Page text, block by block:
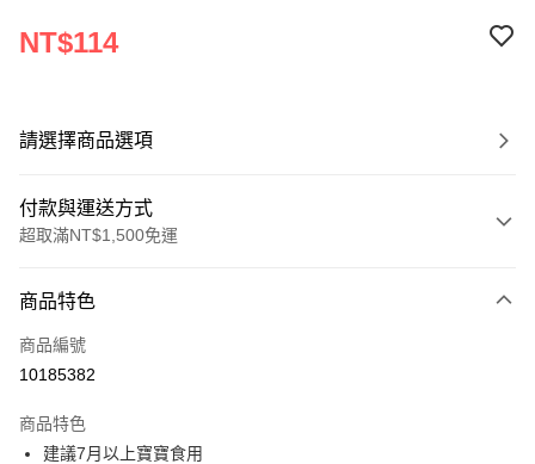
NT$114
請選擇商品選項
付款與運送方式
超取滿NT$1,500免運
信用卡一次付款
LINE Pay
街口支付
商品特色
商品編號
10185382
商品特色
建議7月以上寶寶食用